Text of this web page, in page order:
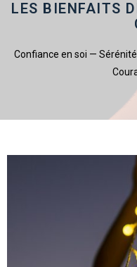
LES BIENFAITS
Confiance en soi —